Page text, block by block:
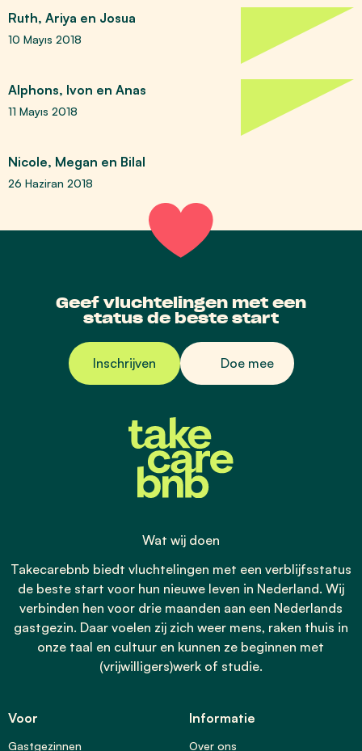
Ruth, Ariya en Josua
10 Mayıs 2018
Alphons, Ivon en Anas
11 Mayıs 2018
Nicole, Megan en Bilal
26 Haziran 2018
Geef vluchtelingen met een
status de beste start
Inschrijven Doe mee
Wat wij doen
Takecarebnb biedt vluchtelingen met een verblijfsstatus
de beste start voor hun nieuwe leven in Nederland. Wij
verbinden hen voor drie maanden aan een Nederlands
gastgezin. Daar voelen zij zich weer mens, raken thuis in
onze taal en cultuur en kunnen ze beginnen met
(vrijwilligers)werk of studie.
Voor
Gastgezinnen
Informatie
Over ons